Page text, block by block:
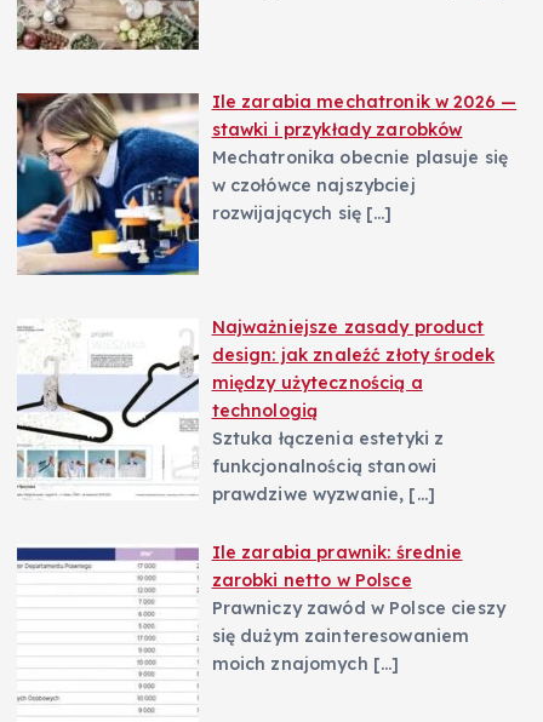
Ile zarabia mechatronik w 2026 —
stawki i przykłady zarobków
Mechatronika obecnie plasuje się
w czołówce najszybciej
rozwijających się […]
Najważniejsze zasady product
design: jak znaleźć złoty środek
między użytecznością a
technologią
Sztuka łączenia estetyki z
funkcjonalnością stanowi
prawdziwe wyzwanie, […]
Ile zarabia prawnik: średnie
zarobki netto w Polsce
Prawniczy zawód w Polsce cieszy
się dużym zainteresowaniem
moich znajomych […]